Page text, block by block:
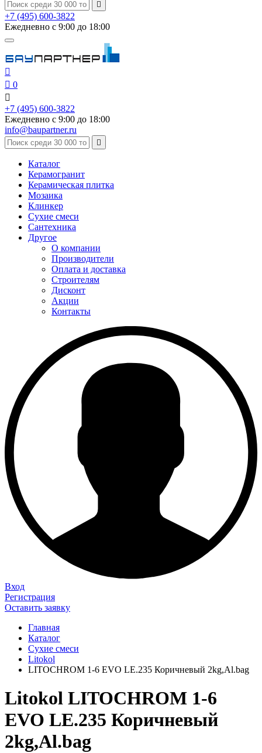

+7 (495) 600-3822
Ежедневно с 9:00 до 18:00

 0

+7 (495) 600-3822
Ежедневно с 9:00 до 18:00
info@baupartner.ru

Каталог
Керамогранит
Керамическая плитка
Мозаика
Клинкер
Сухие смеси
Сантехника
Другое
О компании
Производители
Оплата и доставка
Строителям
Дисконт
Акции
Контакты
Вход
Регистрация
Оставить заявку
Главная
Каталог
Сухие смеси
Litokol
LITOCHROM 1-6 EVO LE.235 Коричневый 2kg,Al.bag
Litokol LITOCHROM 1-6
EVO LE.235 Коричневый
2kg,Al.bag